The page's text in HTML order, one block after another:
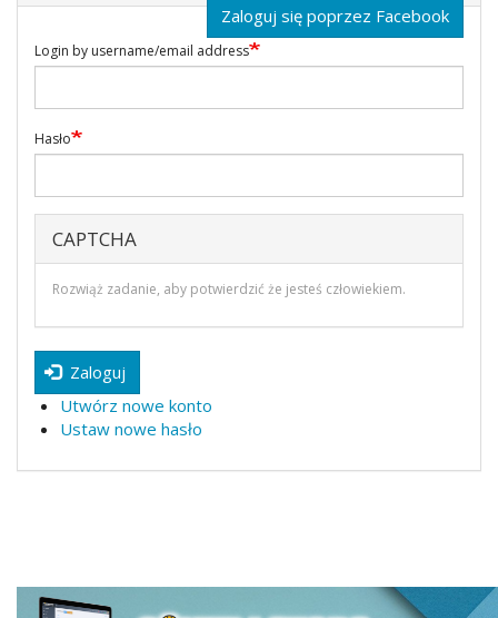
Zaloguj się poprzez Facebook
Login by username/email address
Hasło
CAPTCHA
Rozwiąż zadanie, aby potwierdzić że jesteś człowiekiem.
Zaloguj
Utwórz nowe konto
Ustaw nowe hasło